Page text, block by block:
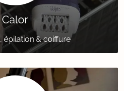
Calor
épilation & coiffure